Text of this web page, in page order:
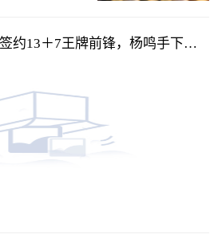
约13＋7王牌前锋，杨鸣手下又